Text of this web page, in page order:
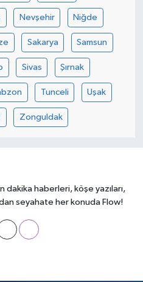
Nevşehir Niğde
Sakarya Samsun
Sivas Şırnak
Tunceli Uşak
Zonguldak
haberleri, köşe yazıları,
seyahate her konuda Flow!